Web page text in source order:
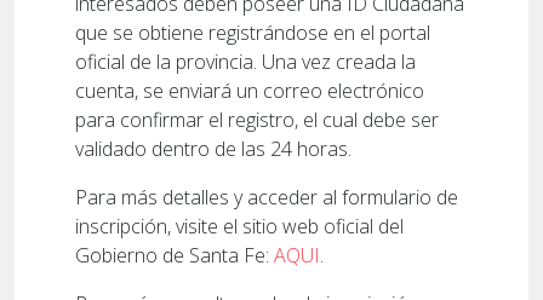
que se obtiene registrándose en el portal
oficial de la provincia. Una vez creada la
cuenta, se enviará un correo electrónico
para confirmar el registro, el cual debe ser
validado dentro de las 24 horas.
Para más detalles y acceder al formulario de
inscripción, visite el sitio web oficial del
Gobierno de Santa Fe: AQUI.